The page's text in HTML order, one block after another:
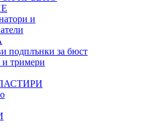
и
подплънки за бюст
тримери